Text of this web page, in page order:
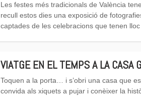
Les festes més tradicionals de València
recull estos dies una exposició de
captades de les celebracions que tenen lloc
VIATGE EN EL TEMPS A LA CASA
Toquen a la porta… i s’obri una casa que
convida als xiquets a pujar i conèixer la